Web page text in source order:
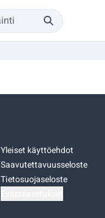
Yleiset käyttöehdot
Saavutettavuusseloste
Tietosuojaseloste